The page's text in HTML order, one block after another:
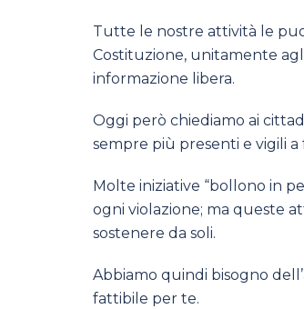
Tutte le nostre attività le
Costituzione, unitamente
informazione libera.
Oggi però chiediamo ai
sempre più presenti e vigili
Molte iniziative “bollono in
ogni violazione; ma queste
sostenere da soli.
Abbiamo quindi bisogno
fattibile per te.